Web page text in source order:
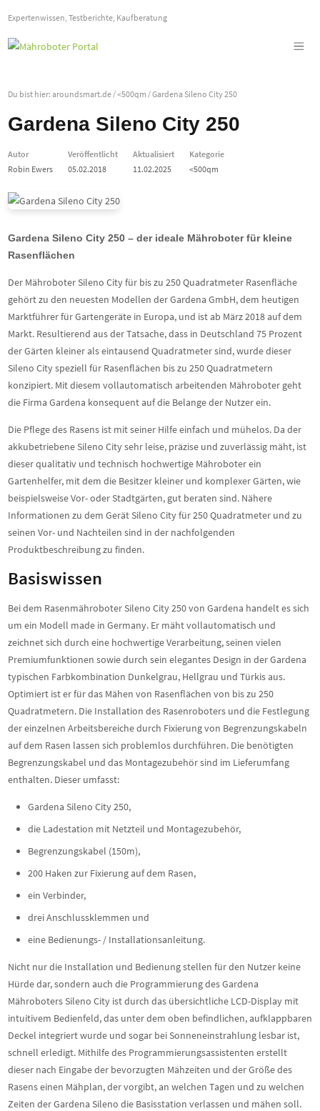
Expertenwissen, Testberichte, Kaufberatung
Du bist hier: aroundsmart.de/<500qm /Gardena Sileno City 250
Gardena Sileno City 250
Autor
Robin Ewers
Veröffentlicht
05.02.2018
Aktualisiert
11.02.2025
Kategorie
<500qm
Gardena Sileno City 250 – der ideale Mähroboter für kleine
Rasenflächen
Der Mähroboter Sileno City für bis zu 250 Quadratmeter Rasenfläche
gehört zu den neuesten Modellen der Gardena GmbH, dem heutigen
Marktführer für Gartengeräte in Europa, und ist ab März 2018 auf dem
Markt. Resultierend aus der Tatsache, dass in Deutschland 75 Prozent
der Gärten kleiner als eintausend Quadratmeter sind, wurde dieser
Sileno City speziell für Rasenflächen bis zu 250 Quadratmetern
konzipiert. Mit diesem vollautomatisch arbeitenden Mähroboter geht
die Firma Gardena konsequent auf die Belange der Nutzer ein.
Die Pflege des Rasens ist mit seiner Hilfe einfach und mühelos. Da der
akkubetriebene Sileno City sehr leise, präzise und zuverlässig mäht, ist
dieser qualitativ und technisch hochwertige Mähroboter ein
Gartenhelfer, mit dem die Besitzer kleiner und komplexer Gärten, wie
beispielsweise Vor- oder Stadtgärten, gut beraten sind. Nähere
Informationen zu dem Gerät Sileno City für 250 Quadratmeter und zu
seinen Vor- und Nachteilen sind in der nachfolgenden
Produktbeschreibung zu finden.
Basiswissen
Bei dem Rasenmähroboter Sileno City 250 von Gardena handelt es sich
um ein Modell made in Germany. Er mäht vollautomatisch und
zeichnet sich durch eine hochwertige Verarbeitung, seinen vielen
Premiumfunktionen sowie durch sein elegantes Design in der Gardena
typischen Farbkombination Dunkelgrau, Hellgrau und Türkis aus.
Optimiert ist er für das Mähen von Rasenflächen von bis zu 250
Quadratmetern. Die Installation des Rasenroboters und die Festlegung
der einzelnen Arbeitsbereiche durch Fixierung von Begrenzungskabeln
auf dem Rasen lassen sich problemlos durchführen. Die benötigten
Begrenzungskabel und das Montagezubehör sind im Lieferumfang
enthalten. Dieser umfasst:
Gardena Sileno City 250,
die Ladestation mit Netzteil und Montagezubehör,
Begrenzungskabel (150m),
200 Haken zur Fixierung auf dem Rasen,
ein Verbinder,
drei Anschlussklemmen und
eine Bedienungs- / Installationsanleitung.
Nicht nur die Installation und Bedienung stellen für den Nutzer keine
Hürde dar, sondern auch die Programmierung des Gardena
Mähroboters Sileno City ist durch das übersichtliche LCD-Display mit
intuitivem Bedienfeld, das unter dem oben befindlichen, aufklappbaren
Deckel integriert wurde und sogar bei Sonneneinstrahlung lesbar ist,
schnell erledigt. Mithilfe des Programmierungsassistenten erstellt
dieser nach Eingabe der bevorzugten Mähzeiten und der Größe des
Rasens einen Mähplan, der vorgibt, an welchen Tagen und zu welchen
Zeiten der Gardena Sileno die Basisstation verlassen und mähen soll.